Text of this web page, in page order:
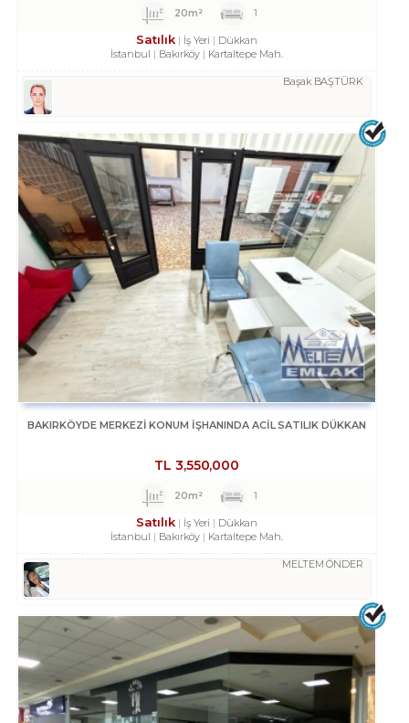
20m² 1
Satılık İş Yeri
Dükkan
İstanbul
Bakırköy Kartaltepe Mah.
Başak BAŞTÜRK
BAKIRKÖYDE MERKEZİ KONUM İŞHANINDA ACİL SATILIK DÜKKAN
TL 3,550,000
20m² 1
Satılık İş Yeri
Dükkan
İstanbul
Bakırköy Kartaltepe Mah.
MELTEM ÖNDER